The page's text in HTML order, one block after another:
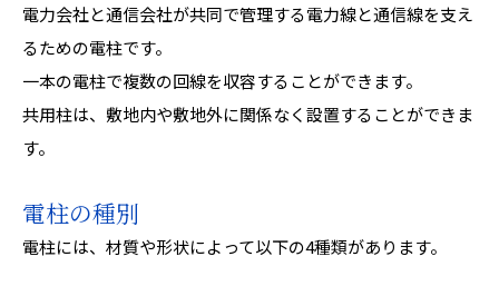
電力会社と通信会社が共同で管理する電力線と通信線を支え
るための電柱です。
一本の電柱で複数の回線を収容することができます。
共用柱は、敷地内や敷地外に関係なく設置することができま
す。
電柱の種別
電柱には、材質や形状によって以下の4種類があります。